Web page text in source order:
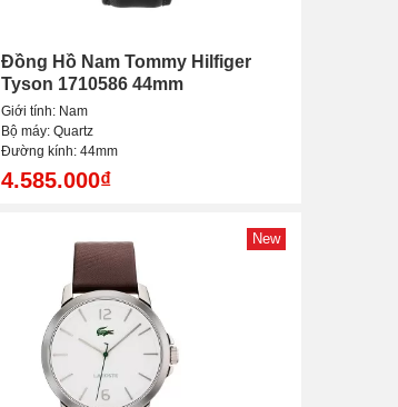
Đồng Hồ Nam Tommy Hilfiger
Tyson 1710586 44mm
Giới tính: Nam
Bộ máy: Quartz
Đường kính: 44mm
4.585.000₫
New